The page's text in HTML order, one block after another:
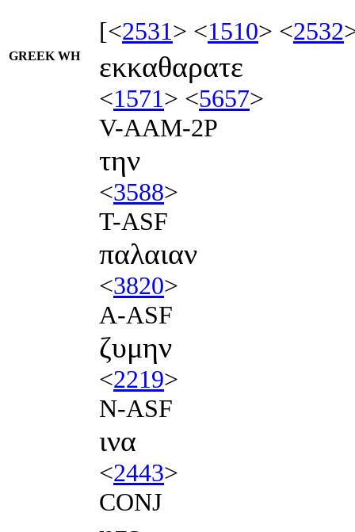
[<2531> <1510> <2532
GREEK WH εκκαθαρατε
<1571> <5657>
V-AAM-2P
την
<3588>
T-ASF
παλαιαν
<3820>
A-ASF
ζυμην
<2219>
N-ASF
ινα
<2443>
CONJ